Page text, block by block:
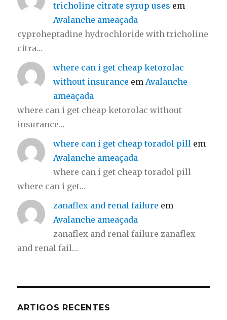
tricholine citrate syrup uses em
Avalanche ameaçada
cyproheptadine hydrochloride with tricholine
citra…
where can i get cheap ketorolac
without insurance em Avalanche
ameaçada
where can i get cheap ketorolac without
insurance…
where can i get cheap toradol pill em
Avalanche ameaçada
where can i get cheap toradol pill
where can i get…
zanaflex and renal failure em
Avalanche ameaçada
zanaflex and renal failure zanaflex
and renal fail…
ARTIGOS RECENTES